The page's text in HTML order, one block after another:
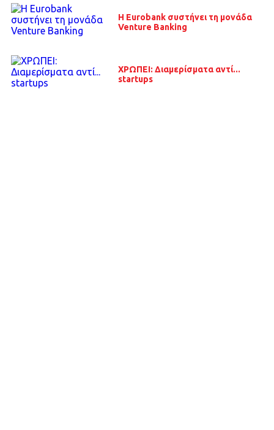
Η Eurobank συστήνει τη μονάδα
Venture Banking
ΧΡΩΠΕΙ: Διαμερίσματα αντί...
startups